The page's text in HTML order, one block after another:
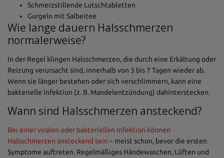
Schmerzstillende Lutschtabletten
Gurgeln mit Salbeitee
Wie lange dauern Halsschmerzen
normalerweise?
In der Regel klingen Halsschmerzen, die durch eine Erkältung oder
Reizung verursacht sind, innerhalb von 3 bis 7 Tagen wieder ab.
Wenn sie länger bestehen oder sich verschlimmern, kann eine
bakterielle Infektion (z. B. Mandelentzündung) dahinterstecken.
Wann sind Halsschmerzen ansteckend?
Bei einer viralen oder bakteriellen Infektion können
Halsschmerzen ansteckend sein – meist schon, bevor die ersten
Symptome auftreten. Regelmäßiges Händewaschen, Lüften und